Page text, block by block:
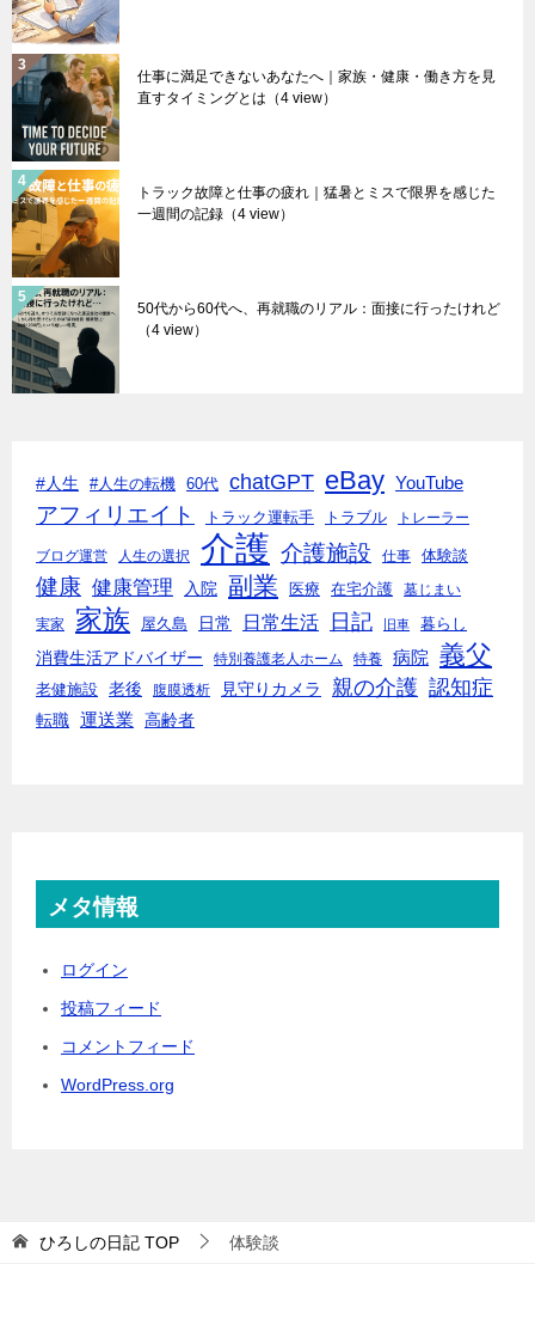
仕事に満足できないあなたへ｜家族・健康・働き方を見
直すタイミングとは （4 view）
トラック故障と仕事の疲れ｜猛暑とミスで限界を感じた
一週間の記録 （4 view）
50代から60代へ、再就職のリアル：面接に行ったけれど
（4 view）
#人生 #人生の転機 60代 chatGPT eBay YouTube
アフィリエイト トラック運転手 トラブル トレーラー
ブログ運営 人生の選択 介護 介護施設 仕事 体験談
健康 健康管理 入院 副業 医療 在宅介護 墓じまい
実家 家族 屋久島 日常 日常生活 日記 旧車 暮らし
消費生活アドバイザー 特別養護老人ホーム 特養 病院 義父
老健施設 老後 腹膜透析 見守りカメラ 親の介護 認知症
転職 運送業 高齢者
メタ情報
ログイン
投稿フィード
コメントフィード
WordPress.org
ひろしの日記 TOP 体験談